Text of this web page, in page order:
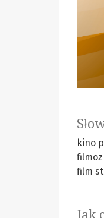
kino
film
Jak